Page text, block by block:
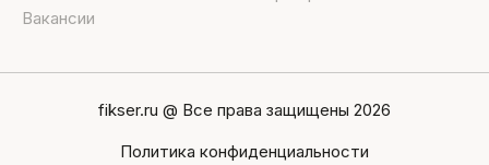
Вакансии
fikser.ru @ Все права защищены 2026
Политика конфиденциальности